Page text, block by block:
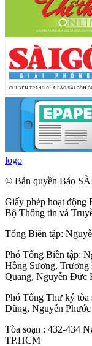
logo
© Bản quyền Báo
Giấy phép hoạt
Bộ Thông tin và
Tổng Biên tập:
Phó Tổng Biên tập:
Hồng Sương, Trương
Quang, Nguyễn Đức
Phó Tổng Thư ký tòa
Dũng, Nguyễn
Tòa soạn : 432-434
TP.HCM